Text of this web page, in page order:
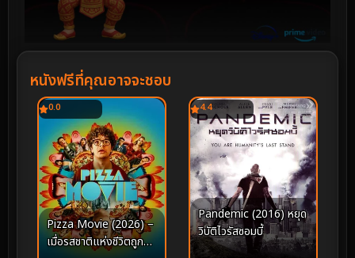
หนังฟรีที่คุณอาจจะชอบ
0.0
Pizza Movie (2026) –
เมื่อรสชาติแห่งชีวิตถูก
4.4
Pandemic (2016) หยุด
วิบัติไวรัสซอมบี้